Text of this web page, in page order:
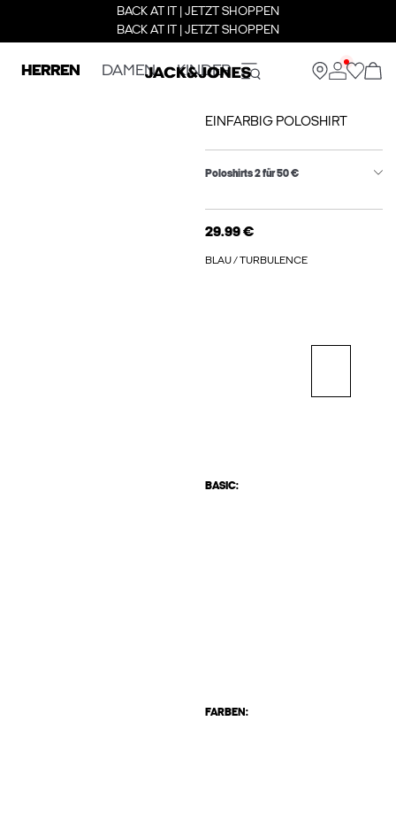
BACK AT IT | JETZT SHOPPEN
BACK AT IT | JETZT SHOPPEN
HERREN DAMEN KINDER
EINFARBIG POLOSHIRT
Poloshirts 2 für 50 €
29.99 €
BLAU / TURBULENCE
BASIC:
FARBEN: